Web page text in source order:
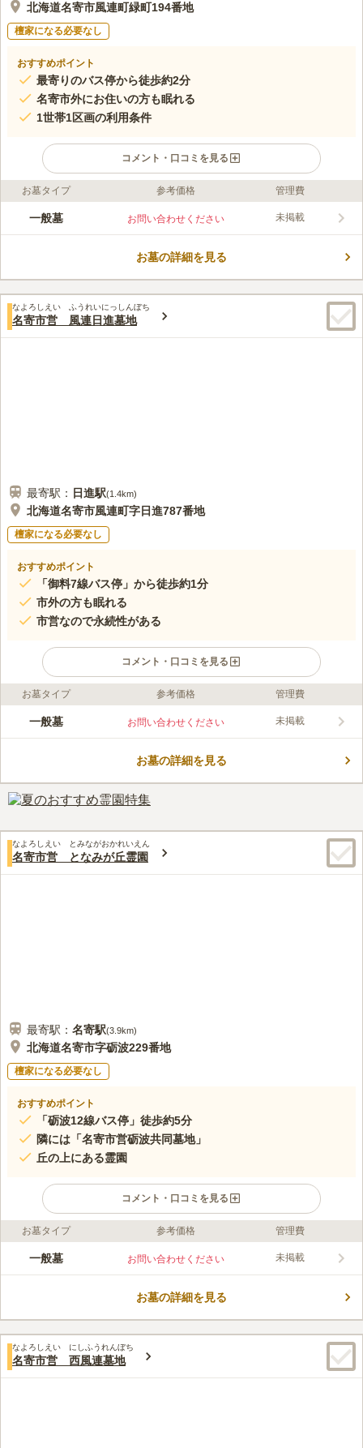
北海道名寄市風連町緑町194番地
檀家になる必要なし
おすすめポイント
最寄りのバス停から徒歩約2分
名寄市外にお住いの方も眠れる
1世帯1区画の利用条件
コメント・口コミを見る
ライフドット編集部のコメント
名寄市はもち米の生産量が日本一で、伊勢名物で有名な「赤福」
を広めようと、もち米を使ったレシピ配信や、飲食店でもち米を
口コミ評価
この霊園はまだ誰からも評価されていません。
お墓タイプ 参考価格 管理費
一般墓 お問い合わせください 未掲載
お墓の詳細を見る
なよろしえい ふうれいにっしんぼち
名寄市営 風連日進墓地
最寄駅： 日進駅(1.4km)
北海道名寄市風連町字日進787番地
檀家になる必要なし
おすすめポイント
「御料7線バス停」から徒歩約1分
市外の方も眠れる
市営なので永続性がある
コメント・口コミを見る
ライフドット編集部のコメント
名寄市が管理する公営墓地です。 市内在住の方は1区画（3坪）
る日進湖は周囲が7.5㎞あり、春には300本のエゾヤマ桜が満開に
の前後に花見に行かれてみてはいかがでしょう。
口コミ評価
60代男性
最寄り駅からは交通は不便です。また 墓地には施設は一切ない
ので道具は持参する必要があります。準備しておいでください。
口コミの続きを読む
お墓タイプ 参考価格 管理費
一般墓 お問い合わせください 未掲載
お墓の詳細を見る
なよろしえい とみながおかれいえん
名寄市営 となみが丘霊園
最寄駅： 名寄駅(3.9km)
北海道名寄市字砺波229番地
檀家になる必要なし
おすすめポイント
「砺波12線バス停」徒歩約5分
隣には「名寄市営砺波共同墓地」
丘の上にある霊園
コメント・口コミを見る
ライフドット編集部のコメント
となみが丘霊園の区画と永代使用料は、4㎡までが8,000円、6㎡
て選択でき、石材店もしばりがないので自由に建墓できます。
口コミ評価
この霊園はまだ誰からも評価されていません。
お墓タイプ 参考価格 管理費
一般墓 お問い合わせください 未掲載
お墓の詳細を見る
なよろしえい にしふうれんぼち
名寄市営 西風連墓地